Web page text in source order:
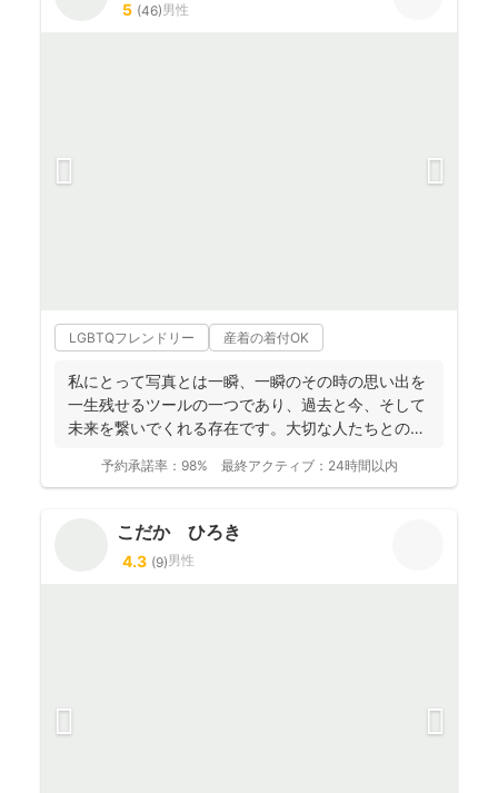
5 (46)男性
LGBTQフレンドリー 産着の着付OK
私にとって写真とは一瞬、一瞬のその時の思い出を
一生残せるツールの一つであり、過去と今、そして
未来を繋いでくれる存在です。大切な人たちとの写
予約承諾率： 98% 最終アクティブ： 24時間以内
こだか ひろき
4.3 (9)男性